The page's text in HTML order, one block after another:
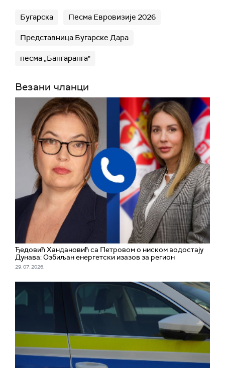
Бугарска Песма Евровизије 2026
Представница Бугарске Дара
песма „Бангаранга"
Везани чланци
Ђедовић Хандановић са Петровом о ниском водостају
Дунава: Озбиљан енергетски изазов за регион
29. 07. 2026.